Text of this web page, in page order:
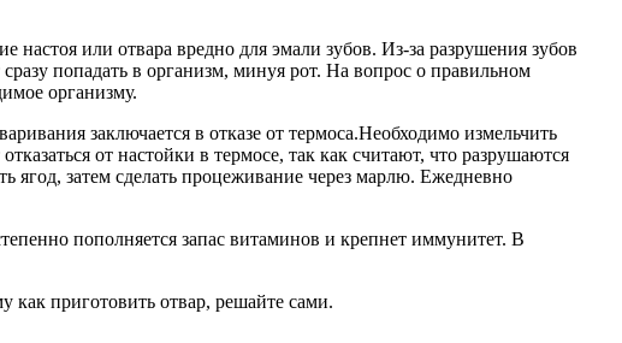
или отвара вредно для эмали зубов. Из-за разрушения зубов
попадать в организм, минуя рот. На вопрос о правильном
организму.
заключается в отказе от термоса.Необходимо измельчить
от настойки в термосе, так как считают, что разрушаются
затем сделать процеживание через марлю. Ежедневно
пополняется запас витаминов и крепнет иммунитет. В
как приготовить отвар, решайте сами.